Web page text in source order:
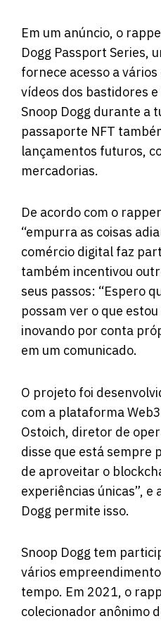
Em um anúncio, o
Dogg Passport Series,
fornece acesso a
vídeos dos bastidores
Snoop Dogg durante a
passaporte NFT
lançamentos futuros,
mercadorias.
De acordo com o
“empurra as coisas
comércio digital faz
também incentivou
seus passos: “Espero
possam ver o que
inovando por conta
em um comunicado.
O projeto foi
com a plataforma
Ostoich, diretor de
disse que está sempre
de aproveitar o
experiências únicas”, e
Dogg permite isso.
Snoop Dogg tem
vários
tempo. Em 2021, o
colecionador anônimo